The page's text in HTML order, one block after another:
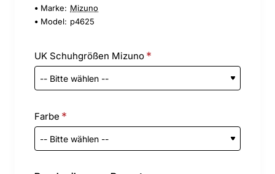
Marke: Mizuno
Model: p4625
UK Schuhgrößen Mizuno
Farbe